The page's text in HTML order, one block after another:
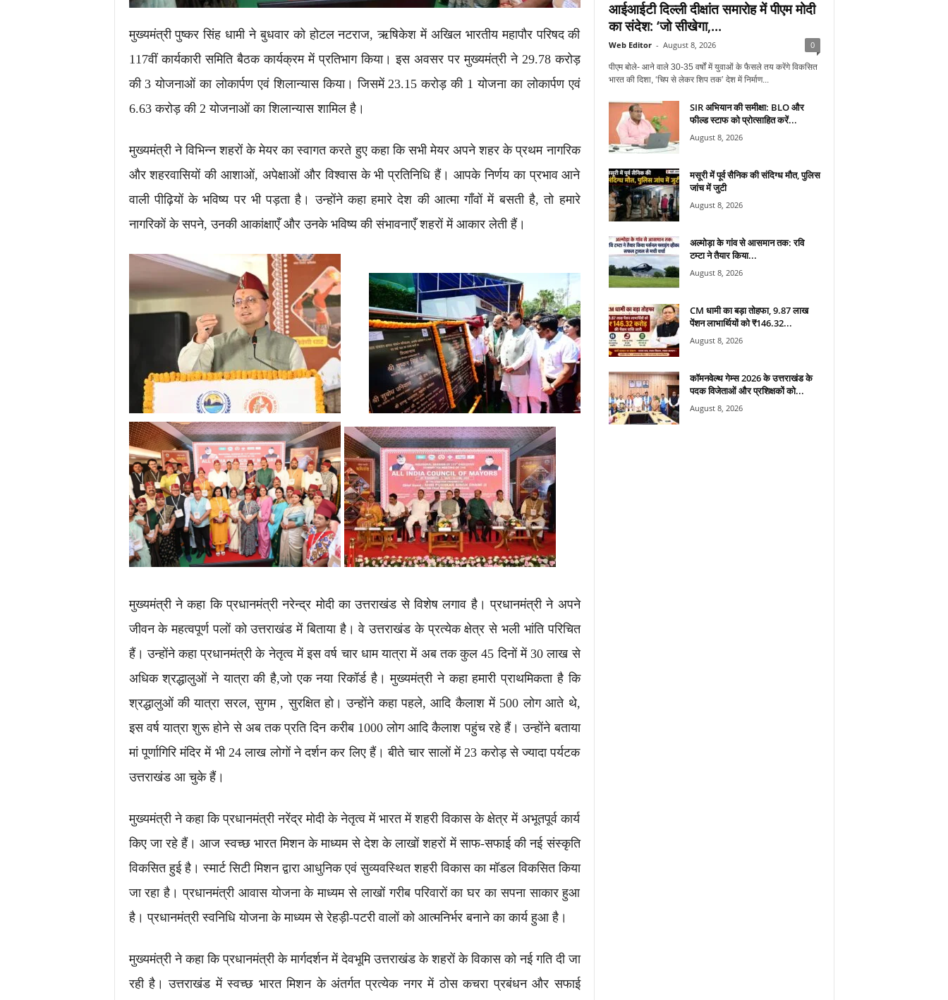
मुख्यमंत्री पुष्कर सिंह धामी ने बुधवार को होटल नटराज, ऋषिकेश में अखिल भारतीय महापौर परिषद की
117वीं कार्यकारी समिति बैठक कार्यक्रम में प्रतिभाग किया। इस अवसर पर मुख्यमंत्री ने 29.78 करोड़
की 3 योजनाओं का लोकार्पण एवं शिलान्यास किया। जिसमें 23.15 करोड़ की 1 योजना का लोकार्पण एवं
6.63 करोड़ की 2 योजनाओं का शिलान्यास शामिल है।
मुख्यमंत्री ने विभिन्न शहरों के मेयर का स्वागत करते हुए कहा कि सभी मेयर अपने शहर के प्रथम नागरिक
और शहरवासियों की आशाओं, अपेक्षाओं और विश्वास के भी प्रतिनिधि हैं। आपके निर्णय का प्रभाव आने
वाली पीढ़ियों के भविष्य पर भी पड़ता है। उन्होंने कहा हमारे देश की आत्मा गाँवों में बसती है, तो हमारे
नागरिकों के सपने, उनकी आकांक्षाएँ और उनके भविष्य की संभावनाएँ शहरों में आकार लेती हैं।
मुख्यमंत्री ने कहा कि प्रधानमंत्री नरेन्द्र मोदी का उत्तराखंड से विशेष लगाव है। प्रधानमंत्री ने अपने
जीवन के महत्वपूर्ण पलों को उत्तराखंड में बिताया है। वे उत्तराखंड के प्रत्येक क्षेत्र से भली भांति परिचित
हैं। उन्होंने कहा प्रधानमंत्री के नेतृत्व में इस वर्ष चार धाम यात्रा में अब तक कुल 45 दिनों में 30 लाख से
अधिक श्रद्धालुओं ने यात्रा की है,जो एक नया रिकॉर्ड है। मुख्यमंत्री ने कहा हमारी प्राथमिकता है कि
श्रद्धालुओं की यात्रा सरल, सुगम , सुरक्षित हो। उन्होंने कहा पहले, आदि कैलाश में 500 लोग आते थे,
इस वर्ष यात्रा शुरू होने से अब तक प्रति दिन करीब 1000 लोग आदि कैलाश पहुंच रहे हैं। उन्होंने बताया
मां पूर्णागिरि मंदिर में भी 24 लाख लोगों ने दर्शन कर लिए हैं। बीते चार सालों में 23 करोड़ से ज्यादा पर्यटक
उत्तराखंड आ चुके हैं।
मुख्यमंत्री ने कहा कि प्रधानमंत्री नरेंद्र मोदी के नेतृत्व में भारत में शहरी विकास के क्षेत्र में अभूतपूर्व कार्य
किए जा रहे हैं। आज स्वच्छ भारत मिशन के माध्यम से देश के लाखों शहरों में साफ-सफाई की नई संस्कृति
विकसित हुई है। स्मार्ट सिटी मिशन द्वारा आधुनिक एवं सुव्यवस्थित शहरी विकास का मॉडल विकसित किया
जा रहा है। प्रधानमंत्री आवास योजना के माध्यम से लाखों गरीब परिवारों का घर का सपना साकार हुआ
है। प्रधानमंत्री स्वनिधि योजना के माध्यम से रेहड़ी-पटरी वालों को आत्मनिर्भर बनाने का कार्य हुआ है।
मुख्यमंत्री ने कहा कि प्रधानमंत्री के मार्गदर्शन में देवभूमि उत्तराखंड के शहरों के विकास को नई गति दी जा
रही है। उत्तराखंड में स्वच्छ भारत मिशन के अंतर्गत प्रत्येक नगर में ठोस कचरा प्रबंधन और सफाई
आईआईटी दिल्ली दीक्षांत समारोह में पीएम मोदी
का संदेश: ‘जो सीखेगा,...
Web Editor - August 8, 2026 0
पीएम बोले- आने वाले 30-35 वर्षों में युवाओं के फैसले तय करेंगे विकसित
भारत की दिशा, ‘चिप से लेकर शिप तक’ देश में निर्माण...
SIR अभियान की समीक्षा: BLO और
फील्ड स्टाफ को प्रोत्साहित करें...
August 8, 2026
मसूरी में पूर्व सैनिक की संदिग्ध मौत, पुलिस
जांच में जुटी
August 8, 2026
अल्मोड़ा के गांव से आसमान तक: रवि
टम्टा ने तैयार किया...
August 8, 2026
CM धामी का बड़ा तोहफा, 9.87 लाख
पेंशन लाभार्थियों को ₹146.32...
August 8, 2026
कॉमनवेल्थ गेम्स 2026 के उत्तराखंड के
पदक विजेताओं और प्रशिक्षकों को...
August 8, 2026